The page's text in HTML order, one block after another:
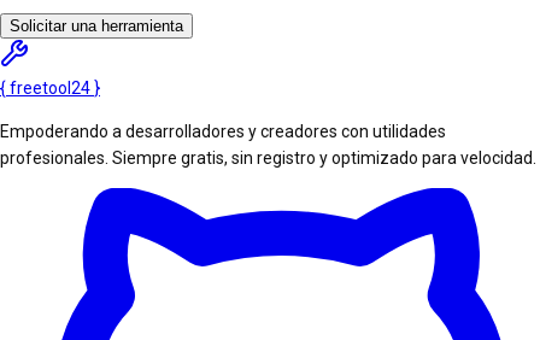
Solicitar una herramienta
{freetool 24 }
Empoderando a desarrolladores y creadores con utilidades
profesionales. Siempre gratis, sin registro y optimizado para velocidad.